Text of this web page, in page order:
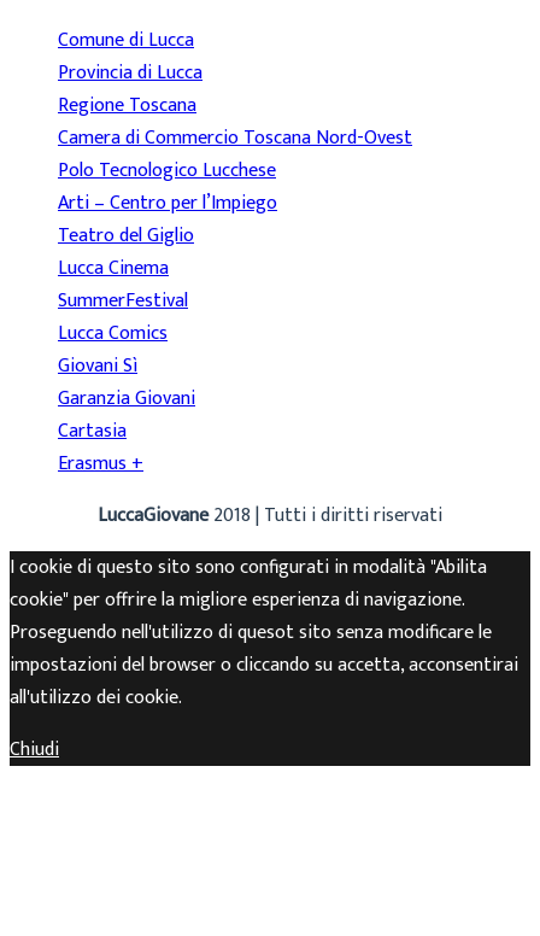
Comune di Lucca
Provincia di Lucca
Regione Toscana
Camera di Commercio Toscana Nord-Ovest
Polo Tecnologico Lucchese
Arti – Centro per l’Impiego
Teatro del Giglio
Lucca Cinema
SummerFestival
Lucca Comics
Giovani Sì
Garanzia Giovani
Cartasia
Erasmus +
LuccaGiovane2018 | Tutti i diritti riservati
I cookie di questo sito sono configurati in modalità "Abilita
cookie" per offrire la migliore esperienza di navigazione.
Proseguendo nell'utilizzo di quesot sito senza modificare le
impostazioni del browser o cliccando su accetta, acconsentirai
all'utilizzo dei cookie.
Chiudi